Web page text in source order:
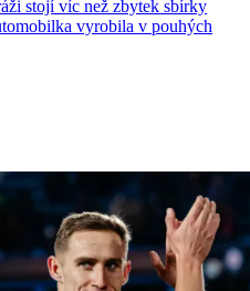
stojí víc než zbytek sbírky
vyrobila v pouhých